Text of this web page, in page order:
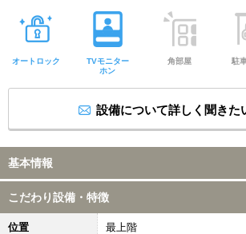
オートロック
TVモニター
ホン
角部屋 駐
設備について詳しく聞きた
基本情報
こだわり設備・特徴
位置 最上階